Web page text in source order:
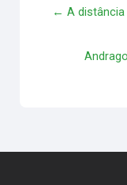
← A distância